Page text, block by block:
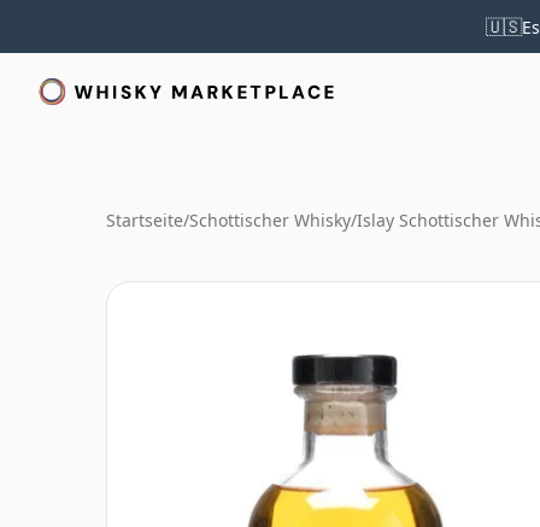
🇺🇸
Startseite/Schottischer Whisky/Islay Schottischer